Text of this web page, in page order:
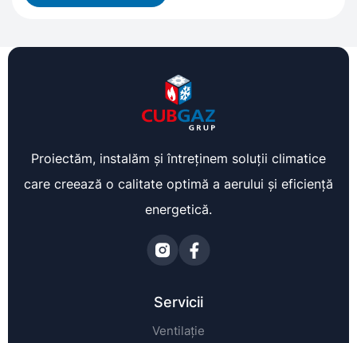
Proiectăm, instalăm și întreținem soluții climatice
care creează o calitate optimă a aerului și eficiență
energetică.
Servicii
Ventilație